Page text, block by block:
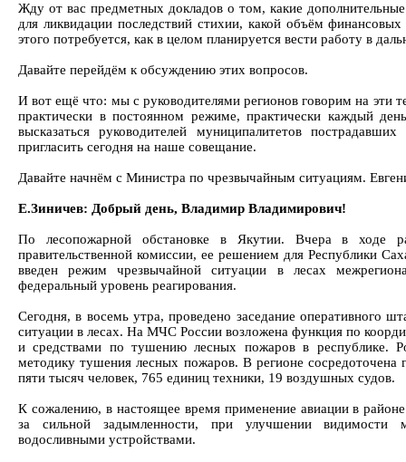
Жду от вас предметных докладов о том, какие
для ликвидации последствий стихии, какой объём
этого потребуется, как в целом планируется вести работу в
Давайте перейдём к обсуждению этих вопросов.
И вот ещё что: мы с руководителями регионов говорим на эти
практически в постоянном режиме, практически каждый
высказаться руководителей муниципалитетов
пригласить сегодня на наше совещание.
Давайте начнём с Министра по чрезвычайным ситуациям.
Е.Зиничев: Добрый день, Владимир Владимирович!
По лесопожарной обстановке в Якутии. Вчера в ходе
правительственной комиссии, ее решением для Республики
введен режим чрезвычайной ситуации в лесах
федеральный уровень реагирования.
Сегодня, в восемь утра, проведено заседание оперативного
ситуации в лесах. На МЧС России возложена функция по
и средствами по тушению лесных пожаров в республике.
методику тушения лесных пожаров. В регионе сосредоточена
пяти тысяч человек, 765 единиц техники, 19 воздушных судов.
К сожалению, в настоящее время применение авиации в
за сильной задымленности, при улучшении видимости
водосливными устройствами.